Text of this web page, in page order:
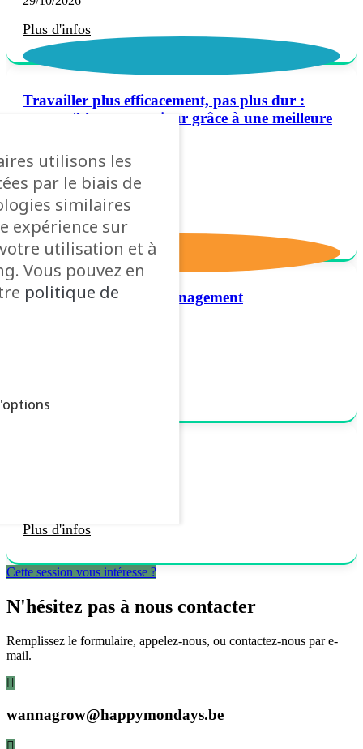
Plus d'infos
Travailler plus efficacement, pas plus dur :
gagner 2 heures par jour grâce à une meilleure
12/03/2026
Plus d'infos
Les bases du people management
Plus d'infos
Cette session vous intéresse ?
N'hésitez pas à nous contacter
Remplissez le formulaire, appelez-nous, ou contactez-nous par e-
mail.
wannagrow@happymondays.be
utilisons les
par le biais de
similaires
expérience sur
utilisation et à
Vous pouvez en
politique de